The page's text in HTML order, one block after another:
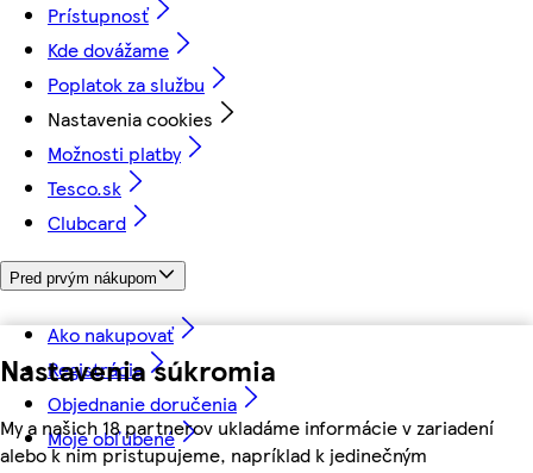
Nastavenia súkromia
My a našich 18 partnerov ukladáme informácie v zariadení
alebo k nim pristupujeme, napríklad k jedinečným
Prístupnosť
Kde dovážame
Poplatok za službu
Nastavenia cookies
Možnosti platby
Tesco.sk
Clubcard
Pred prvým nákupom
Ako nakupovať
Registrácia
Objednanie doručenia
Moje obľúbené